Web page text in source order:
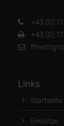
+43 (0)
+43 (0)
Links
Startseite
Einsätze